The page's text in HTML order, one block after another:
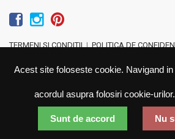
TERMENI SI CONDITII | POLITICA DE
Acest site foloseste cookie. Navigand
acordul asupra folosiri cookie-
Sunt de accord Nu